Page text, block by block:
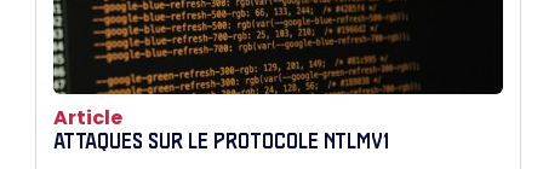
Article
ATTAQUES SUR LE PROTOCOLE NTLMV1